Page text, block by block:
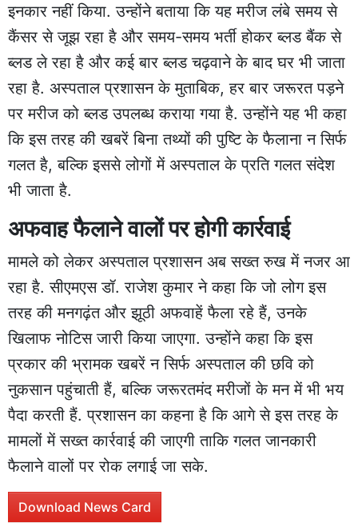
इनकार नहीं किया. उन्होंने बताया कि यह मरीज लंबे समय से
कैंसर से जूझ रहा है और समय-समय भर्ती होकर ब्लड बैंक से
ब्लड ले रहा है और कई बार ब्लड चढ़वाने के बाद घर भी जाता
रहा है. अस्पताल प्रशासन के मुताबिक, हर बार जरूरत पड़ने
पर मरीज को ब्लड उपलब्ध कराया गया है. उन्होंने यह भी कहा
कि इस तरह की खबरें बिना तथ्यों की पुष्टि के फैलाना न सिर्फ
गलत है, बल्कि इससे लोगों में अस्पताल के प्रति गलत संदेश
भी जाता है.
अफवाह फैलाने वालों पर होगी कार्रवाई
मामले को लेकर अस्पताल प्रशासन अब सख्त रुख में नजर आ
रहा है. सीएमएस डॉ. राजेश कुमार ने कहा कि जो लोग इस
तरह की मनगढ़ंत और झूठी अफवाहें फैला रहे हैं, उनके
खिलाफ नोटिस जारी किया जाएगा. उन्होंने कहा कि इस
प्रकार की भ्रामक खबरें न सिर्फ अस्पताल की छवि को
नुकसान पहुंचाती हैं, बल्कि जरूरतमंद मरीजों के मन में भी भय
पैदा करती हैं. प्रशासन का कहना है कि आगे से इस तरह के
मामलों में सख्त कार्रवाई की जाएगी ताकि गलत जानकारी
फैलाने वालों पर रोक लगाई जा सके.
Download News Card